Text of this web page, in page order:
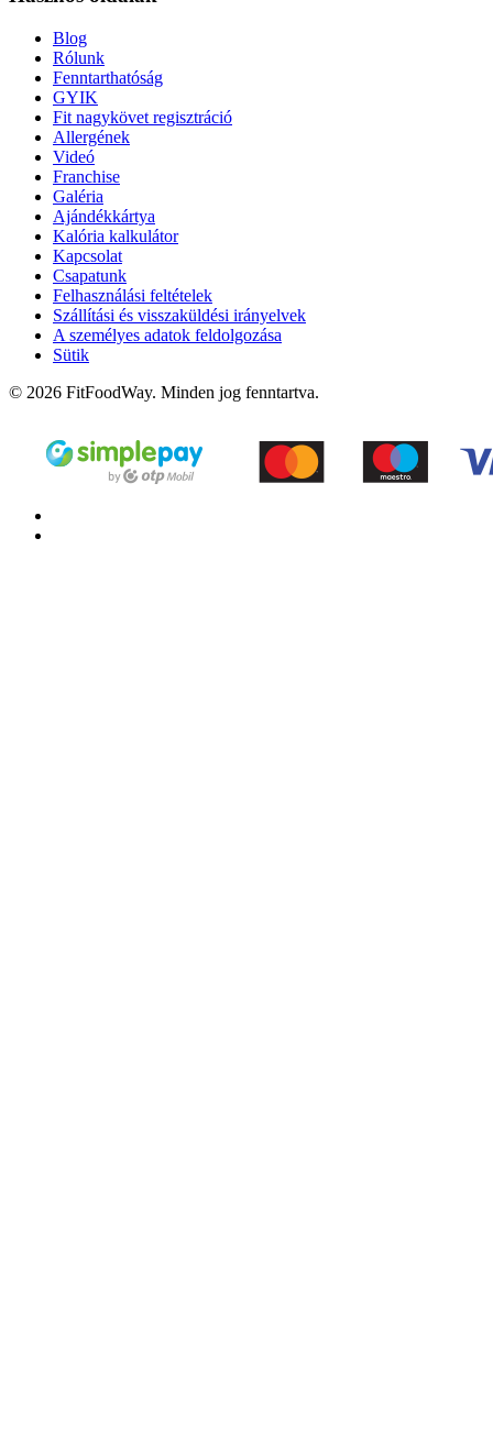
Blog
Rólunk
Fenntarthatóság
GYIK
Fit nagykövet regisztráció
Allergének
Videó
Franchise
Galéria
Ajándékkártya
Kalória kalkulátor
Kapcsolat
Csapatunk
Felhasználási feltételek
Szállítási és visszaküldési irányelvek
A személyes adatok feldolgozása
Sütik
© 2026 FitFoodWay. Minden jog fenntartva.